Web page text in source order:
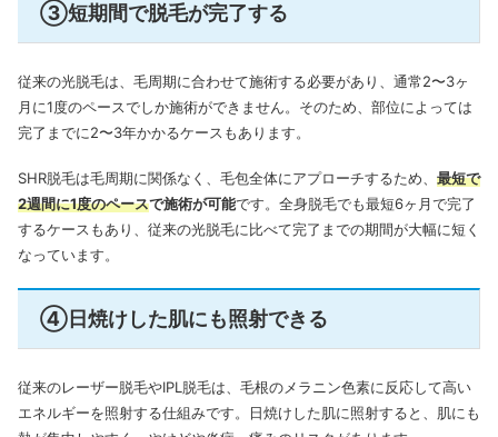
③短期間で脱毛が完了する
従来の光脱毛は、毛周期に合わせて施術する必要があり、通常2〜3ヶ
月に1度のペースでしか施術ができません。そのため、部位によっては
完了までに2〜3年かかるケースもあります。
SHR脱毛は毛周期に関係なく、毛包全体にアプローチするため、 最短で
2週間に1度のペースで施術が可能です。全身脱毛でも最短6ヶ月で完了
するケースもあり、従来の光脱毛に比べて完了までの期間が大幅に短く
なっています。
④日焼けした肌にも照射できる
従来のレーザー脱毛やIPL脱毛は、毛根のメラニン色素に反応して高い
エネルギーを照射する仕組みです。日焼けした肌に照射すると、肌にも